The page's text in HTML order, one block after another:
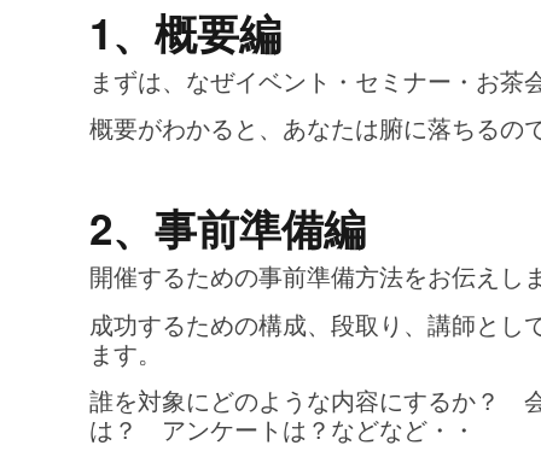
1、概要編
まずは、なぜイベント・セミナー・お
概要がわかると、あなたは腑に落ちるの
2、事前準備編
開催するための事前準備方法をお伝えし
成功するための構成、段取り、講師と
ます。
誰を対象にどのような内容にするか？
は？ アンケートは？などなど・・